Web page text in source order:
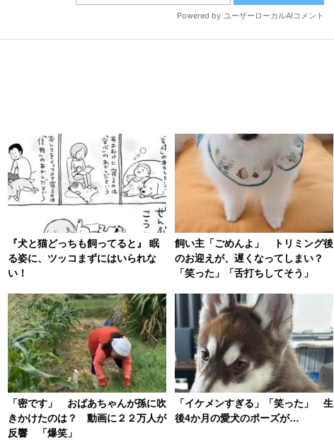
『犬と猫どっちも飼ってると』 眠
る姿に、ツッコまずにはいられな
い！
飼い主「ごめんよ」 トリミング後
のお迎えが、遅くなってしまい？
「笑った」「舌打ちしてそう」
「密です」 おばあちゃんが孫に吹
きかけたのは？ 動画に２２万人が
反響 「爆笑」
「イケメンすぎる」「笑った」 生
後4か月の愛犬のポーズが…